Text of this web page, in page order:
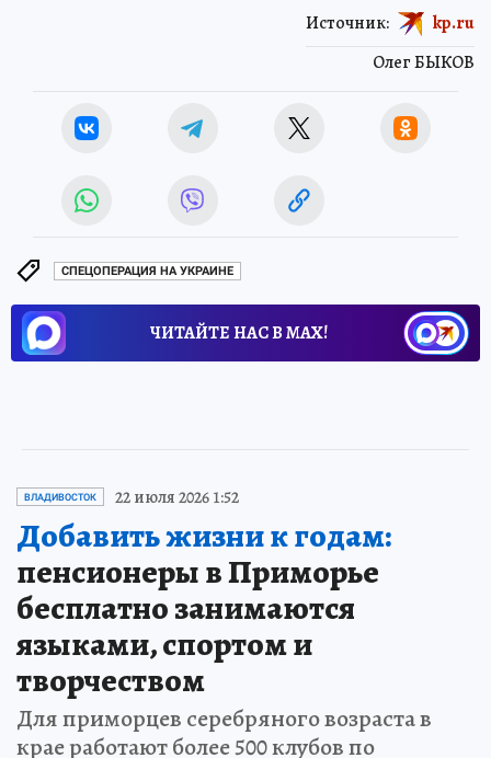
Олег БЫКОВ
Источник: kp.ru
СПЕЦОПЕРАЦИЯ НА УКРАИНЕ
ЧИТАЙТЕ НАС В МАХ!
ВЛАДИВОСТОК 22 июля 2026 1:52
Добавить жизни к годам:
пенсионеры в Приморье
бесплатно занимаются
языками, спортом и
творчеством
Для приморцев серебряного возраста в
крае работают более 500 клубов по